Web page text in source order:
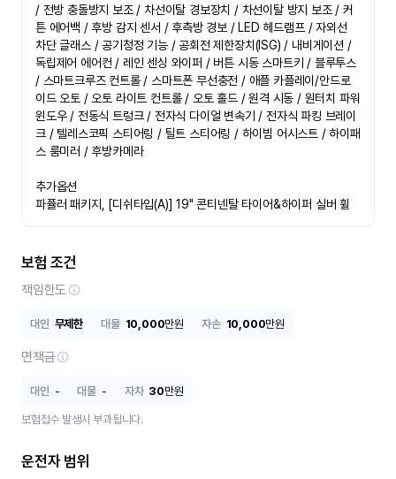
/ 전방 충돌방지 보조 / 차선이탈 경보장치 / 차선이탈 방지 보조 / 커
튼 에어백 / 후방 감지 센서 / 후측방 경보 / LED 헤드램프 / 자외선
차단 글래스 / 공기청정 기능 / 공회전 제한장치(ISG) / 내비게이션 /
독립제어 에어컨 / 레인 센싱 와이퍼 / 버튼 시동 스마트키 / 블루투스
/ 스마트크루즈 컨트롤 / 스마트폰 무선충전 / 애플 카플레이/안드로
이드 오토 / 오토 라이트 컨트롤 / 오토 홀드 / 원격 시동 / 원터치 파워
윈도우 / 전동식 트렁크 / 전자식 다이얼 변속기 / 전자식 파킹 브레이
크 / 텔레스코픽 스티어링 / 틸트 스티어링 / 하이빔 어시스트 / 하이패
스 룸미러 / 후방카메라
추가옵션
파퓰러 패키지, [디쉬타입(A)] 19" 콘티넨탈 타이어&하이퍼 실버 휠
보험 조건
책임한도
대인 무제한 대물 10,000만원 자손 10,000만원
면책금
대인 - 대물 - 자차 30만원
보험접수 발생시 부과됩니다.
운전자 범위